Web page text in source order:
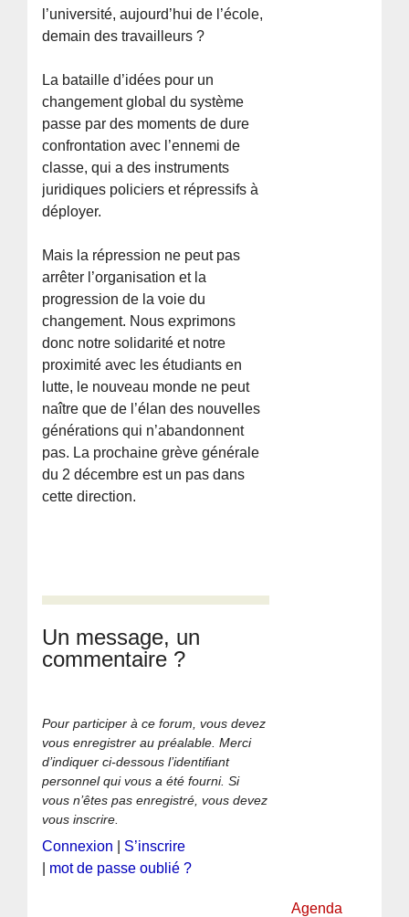
l’université, aujourd’hui de l’école,
demain des travailleurs ?
La bataille d’idées pour un
changement global du système
passe par des moments de dure
confrontation avec l’ennemi de
classe, qui a des instruments
juridiques policiers et répressifs à
déployer.
Mais la répression ne peut pas
arrêter l’organisation et la
progression de la voie du
changement. Nous exprimons
donc notre solidarité et notre
proximité avec les étudiants en
lutte, le nouveau monde ne peut
naître que de l’élan des nouvelles
générations qui n’abandonnent
pas. La prochaine grève générale
du 2 décembre est un pas dans
cette direction.
Un message, un
commentaire ?
Pour participer à ce forum, vous devez
vous enregistrer au préalable. Merci
d’indiquer ci-dessous l’identifiant
personnel qui vous a été fourni. Si
vous n’êtes pas enregistré, vous devez
vous inscrire.
Connexion
S’inscrire
mot de passe oublié ?
Agenda